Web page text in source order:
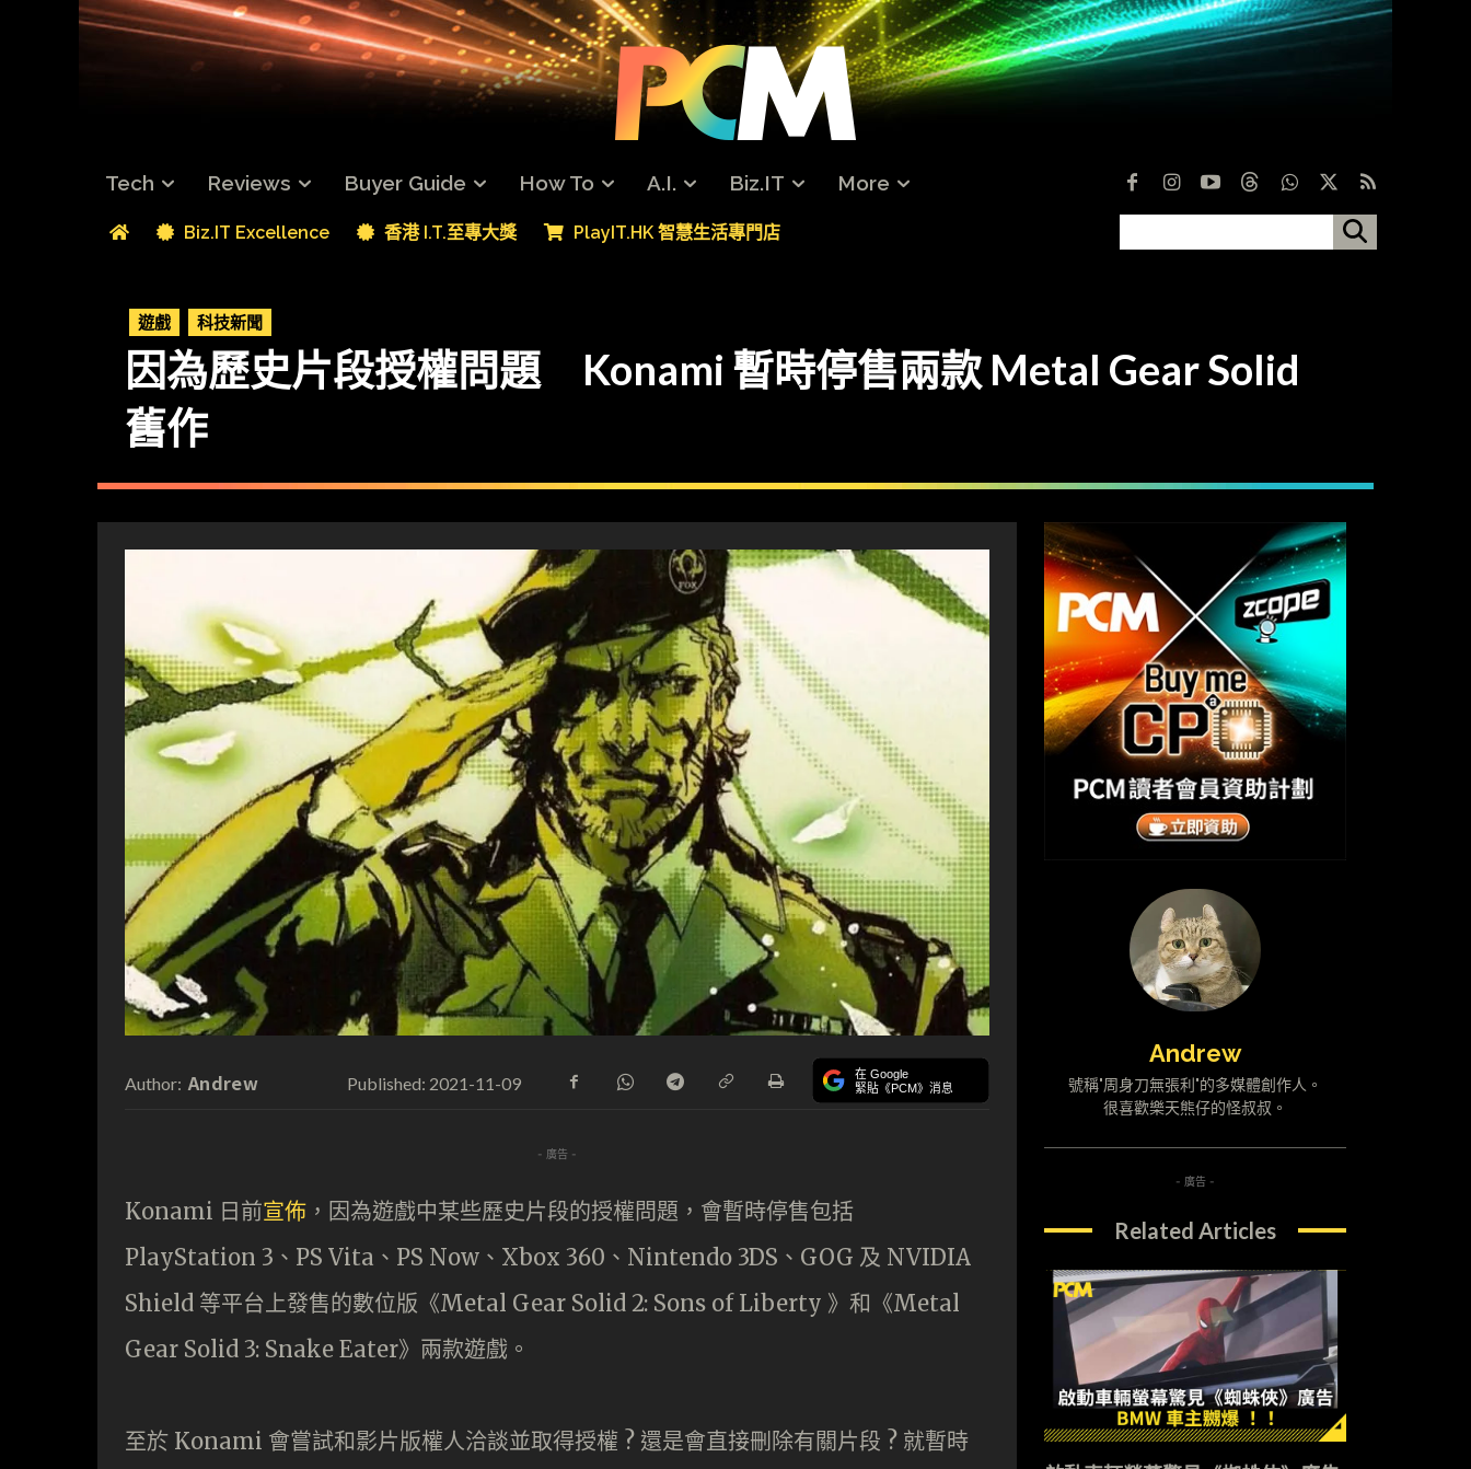
Tech Reviews Buyer Guide How To A.I. Biz.IT More
Biz.IT Excellence 香港 I.T.至專大獎 PlayIT.HK 智慧生活專門店
遊戲 科技新聞
因為歷史片段授權問題 Konami 暫時停售兩款 Metal Gear Solid
舊作
Author: Andrew Published: 2021-11-09 在 Google
緊貼《PCM》消息
- 廣告 -
Konami 日前宣佈 ，因為遊戲中某些歷史片段的授權問題，會暫時停售包括
PlayStation 3、PS Vita、PS Now、Xbox 360、Nintendo 3DS、GOG 及 NVIDIA
Shield 等平台上發售的數位版《Metal Gear Solid 2: Sons of Liberty 》和《Metal
Gear Solid 3: Snake Eater》兩款遊戲。
至於 Konami 會嘗試和影片版權人洽談並取得授權 ? 還是會直接刪除有關片段 ? 就暫時
Andrew
號稱"周身刀無張利"的多媒體創作人。
很喜歡樂天熊仔的怪叔叔。
- 廣告 -
Related Articles